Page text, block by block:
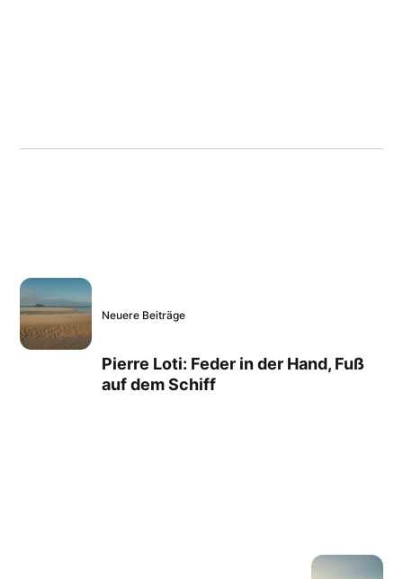
Neuere Beiträge
Pierre Loti: Feder in der Hand, Fuß
auf dem Schiff